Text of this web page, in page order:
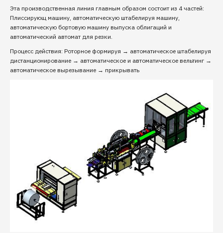
Эта производственная линия главным образом состоит из 4 частей:
Плиссирующ машину, автоматическую штабелируя машину,
автоматическую бортовую машину выпуска облигаций и
автоматический автомат для резки.
Процесс действия: Роторное формируя → автоматическое штабелируя
дистанционирование → автоматическое и автоматическое вельтинг →
автоматическое вырезывание → прикрывать